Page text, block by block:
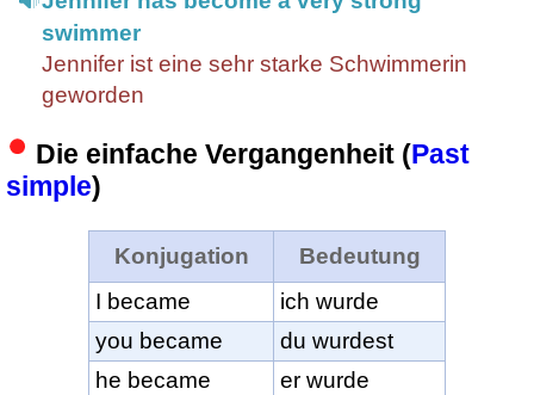
swimmer
Jennifer ist eine sehr starke Schwimmerin
geworden
Die einfache Vergangenheit (Past
simple)
Konjugation
Bedeutung
I became
ich wurde
you became
du wurdest
he became
er wurde